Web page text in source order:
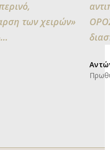
των χειρών»